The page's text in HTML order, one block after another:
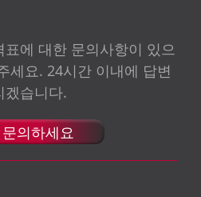
에 대한 문의사항이 있으
세요. 24시간 이내에 답변
겠습니다.
의하세요